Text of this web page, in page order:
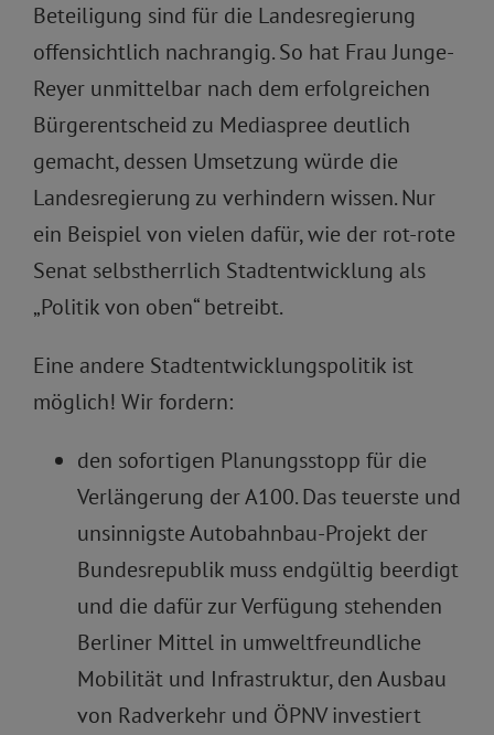
Beteiligung sind für die Landesregierung
offensichtlich nachrangig. So hat Frau Junge-
Reyer unmittelbar nach dem erfolgreichen
Bürgerentscheid zu Mediaspree deutlich
gemacht, dessen Umsetzung würde die
Landesregierung zu verhindern wissen. Nur
ein Beispiel von vielen dafür, wie der rot-rote
Senat selbstherrlich Stadtentwicklung als
„Politik von oben“ betreibt.
Eine andere Stadtentwicklungspolitik ist
möglich! Wir fordern:
den sofortigen Planungsstopp für die
Verlängerung der A100. Das teuerste und
unsinnigste Autobahnbau-Projekt der
Bundesrepublik muss endgültig beerdigt
und die dafür zur Verfügung stehenden
Berliner Mittel in umweltfreundliche
Mobilität und Infrastruktur, den Ausbau
von Radverkehr und ÖPNV investiert